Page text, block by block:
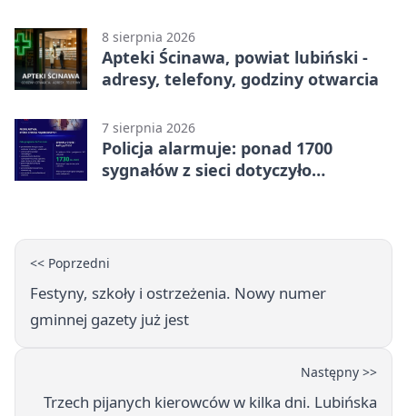
8 sierpnia 2026
Apteki Ścinawa, powiat lubiński -
adresy, telefony, godziny otwarcia
7 sierpnia 2026
Policja alarmuje: ponad 1700
sygnałów z sieci dotyczyło
<< Poprzedni
Festyny, szkoły i ostrzeżenia. Nowy numer
gminnej gazety już jest
Następny >>
Trzech pijanych kierowców w kilka dni. Lubińska